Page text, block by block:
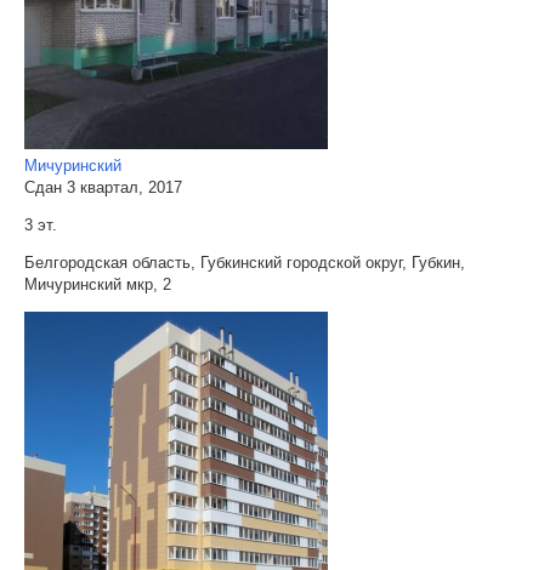
Мичуринский
Сдан 3 квартал, 2017
3 эт.
Белгородская область, Губкинский городской округ, Губкин,
Мичуринский мкр, 2